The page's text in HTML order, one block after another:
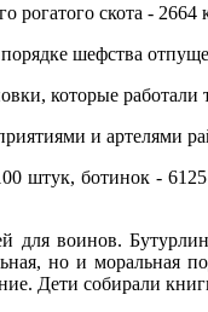
рогатого скота -
шефства
которые работали
и артелями
штук, ботинок -
для воинов.
но и моральная
Дети собирали